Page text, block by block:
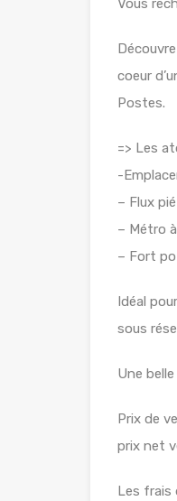
Vous
coeur
Postes.
=> Les
-
– Flux
– Métro
– Fort
Idéal
sous
Une
Prix de
prix net
Les frais